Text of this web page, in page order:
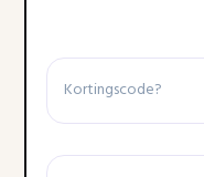
Kortingscode
Winkel